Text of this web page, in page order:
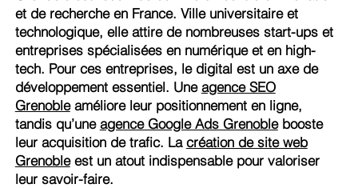
et de recherche en France. Ville universitaire et
technologique, elle attire de nombreuses start-ups et
entreprises spécialisées en numérique et en high-
tech. Pour ces entreprises, le digital est un axe de
développement essentiel. Uneagence SEO
Grenobleaméliore leur positionnement en ligne,
tandis qu’uneagence Google Ads Grenoblebooste
leur acquisition de trafic. Lacréation de site web
Grenobleest un atout indispensable pour valoriser
leur savoir-faire.